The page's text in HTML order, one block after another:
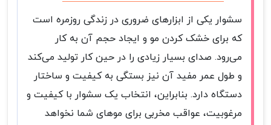
سشوار یکی از ابزارهای ضروری در زندگی روزمره است
که برای خشک کردن مو و ایجاد حجم آن به کار
می‌رود. صدای بسیار زیادی را در حین کار تولید می‌کند
و طول عمر مفید آن نیز بستگی به کیفیت و ساختار
دستگاه دارد. بنابراین، انتخاب یک سشوار با کیفیت و
مرغوبیت، عواقب مخربی برای موهای شما نخواهد